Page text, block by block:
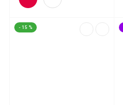
- 15 %